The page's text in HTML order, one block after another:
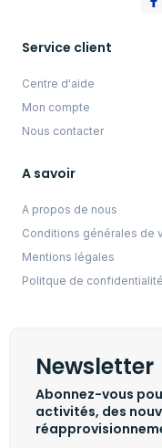
Service client
Centre d'aide
Mon compte
Nous contacter
A savoir
A propos de nous
Conditions générales de
Mentions légales
Politque de confidentialité
Newsletter
Abonnez-vous
activités, des